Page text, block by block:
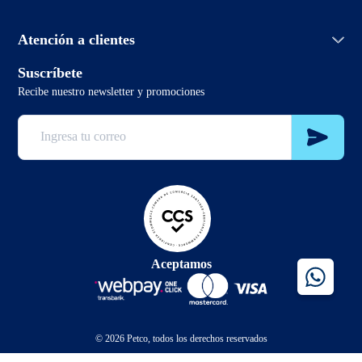
Términos y condiciones promociones
Atención a clientes
Lunes a domingo de 7:00hrs a 0:00hrs
2 3321 6799
sclientes@petco.cl
Suscríbete
Recibe nuestro newsletter y promociones
Aceptamos
© 2026 Petco, todos los derechos reservados